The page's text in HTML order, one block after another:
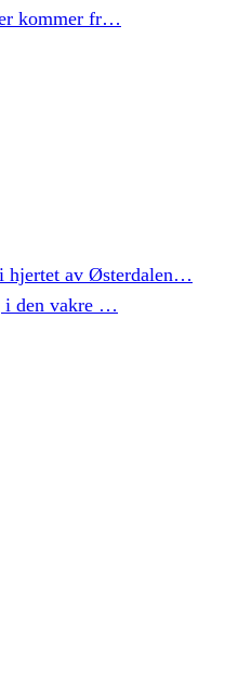
kommer fr…
hjertet av Østerdalen…
den vakre …